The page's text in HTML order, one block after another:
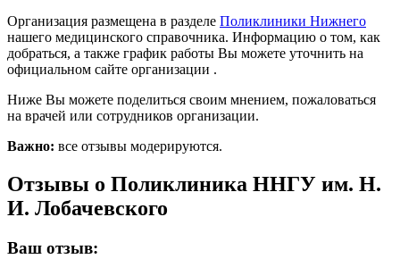
Организация размещена в разделе Поликлиники Нижнего
нашего медицинского справочника. Информацию о том, как
добраться, а также график работы Вы можете уточнить на
официальном сайте организации .
Ниже Вы можете поделиться своим мнением, пожаловаться
на врачей или сотрудников организации.
Важно: все отзывы модерируются.
Отзывы о Поликлиника ННГУ им. Н.
И. Лобачевского
Ваш отзыв: